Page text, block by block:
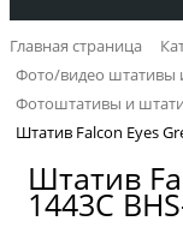
Главная страница
Фото/видео штативы
Фотоштативы и
Штатив Falcon Eyes
Штатив
1443C